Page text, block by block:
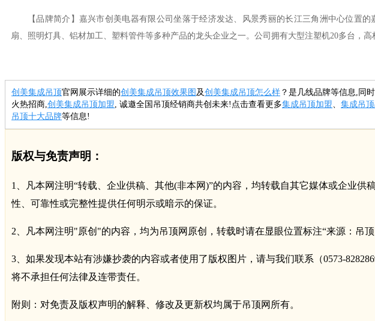
【品牌简介】嘉兴市创美电器有限公司坐落于经济发达、风景秀丽的长江三角洲中心位置
扇、照明灯具、铝材加工、塑料管件等多种产品的龙头企业之一。公司拥有大型注塑机20多台，
创美集成吊顶官网展示详细的创美集成吊顶效果图 及创美集成吊顶怎么样 ？是几线品牌等信息,同
火热招商,创美集成吊顶加盟, 诚邀全国吊顶经销商共创未来!点击查看更多集成吊顶加盟、 集成吊
吊顶十大品牌等信息!
版权与免责声明：
1、凡本网注明“转载、企业供稿、其他(非本网)”的内容，均转载自其它媒体或企业
性、可靠性或完整性提供任何明示或暗示的保证。
2、凡本网注明"原创"的内容，均为吊顶网原创，转载时请在显眼位置标注“来源：吊顶
3、如果发现本站有涉嫌抄袭的内容或者使用了版权图片，请与我们联系（0573-
将不承担任何法律及连带责任。
附则：对免责及版权声明的解释、修改及更新权均属于吊顶网所有。